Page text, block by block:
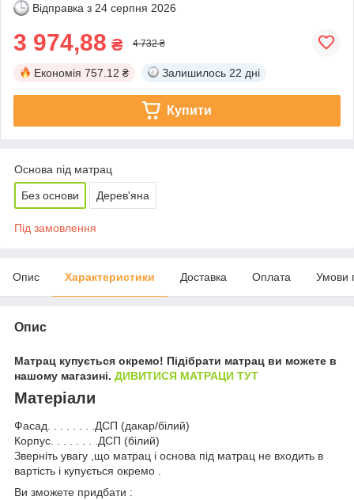
Відправка з 24 серпня 2026
3 974,88 ₴ 4 732 ₴
Економія 757.12 ₴ Залишилось 22 дні
Купити
Основа під матрац
Без основи Дерев'яна
Під замовлення
Опис Характеристики Доставка Оплата Умови
Опис
Матрац купується окремо! Підібрати матрац ви можете в
нашому магазині. ДИВИТИСЯ МАТРАЦИ ТУТ
Матеріали
Фасад. . . . . . . .ДСП (дакар/білий)
Корпус. . . . . . . .ДСП (білий)
Зверніть увагу ,що матрац і основа під матрац не входить в
вартість і купується окремо .
Ви зможете придбати :